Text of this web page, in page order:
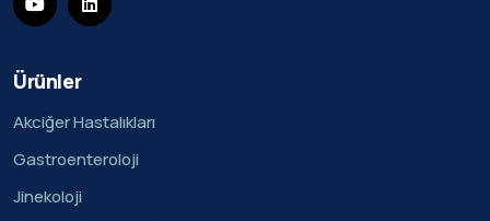
Ürünler
Akciğer Hastalıkları
Gastroenteroloji
Jinekoloji